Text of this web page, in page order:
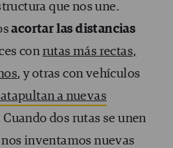
que nos une.
acortar las distancias
conrutas más rectas,
, y otras con vehículos
a nuevas
Cuando dos rutas se unen
inventamos nuevas